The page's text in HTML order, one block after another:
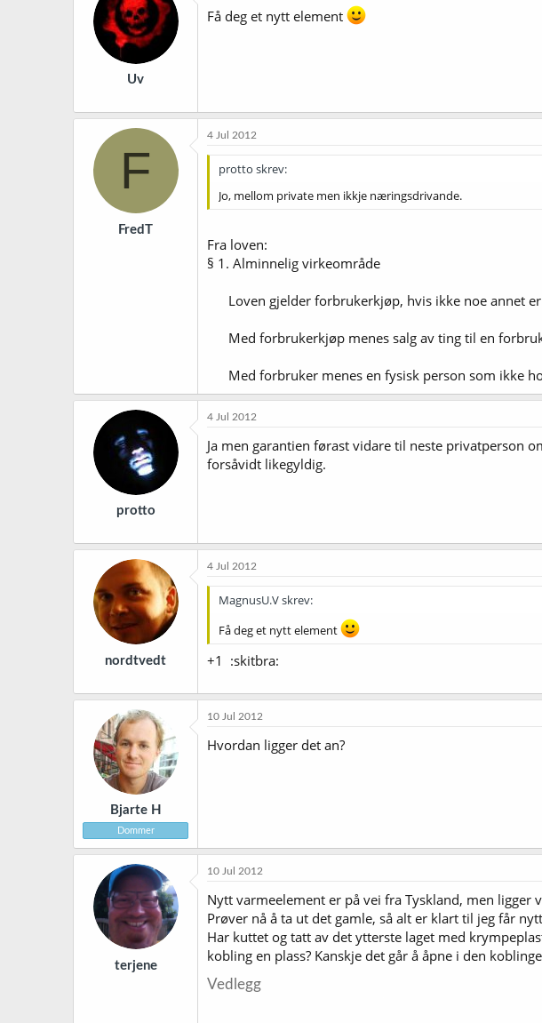
Uv
Få deg et nytt element
F
FredT
4 Jul 2012
protto skrev:
Jo, mellom private men ikkje næringsdrivande.
Fra loven:
§ 1. Alminnelig virkeområde
Loven gjelder forbrukerkjøp, hvis ikke noe annet
Med forbrukerkjøp menes salg av ting til en
Med forbruker menes en fysisk person som ikke
protto
4 Jul 2012
Ja men garantien førast vidare til neste privatperson
forsåvidt likegyldig.
nordtvedt
4 Jul 2012
MagnusU.V skrev:
Få deg et nytt element
+1 :skitbra:
Bjarte H
Dommer
10 Jul 2012
Hvordan ligger det an?
terjene
10 Jul 2012
Nytt varmeelement er på vei fra Tyskland, men ligger
Prøver nå å ta ut det gamle, så alt er klart til jeg får
Har kuttet og tatt av det ytterste laget med
kobling en plass? Kanskje det går å åpne i den
Vedlegg